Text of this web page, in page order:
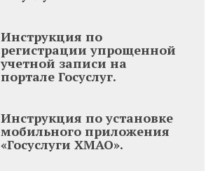
Инструкция по
регистрации упрощенной
учетной записи на
портале Госуслуг.
Инструкция по установке
мобильного приложения
«Госуслуги ХМАО».